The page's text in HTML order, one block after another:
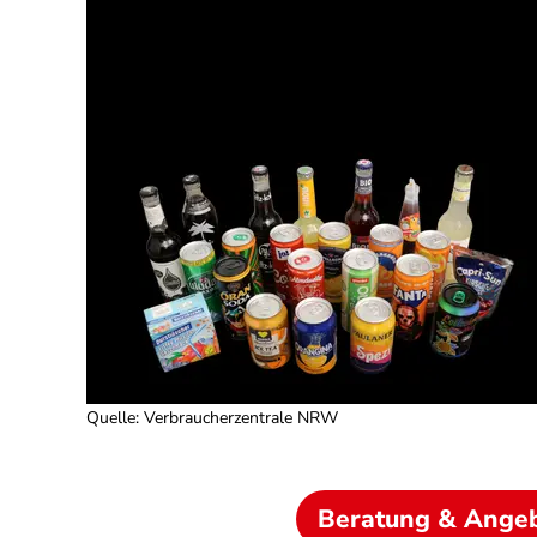
Quelle: Verbraucherzentrale NRW
Beratung &